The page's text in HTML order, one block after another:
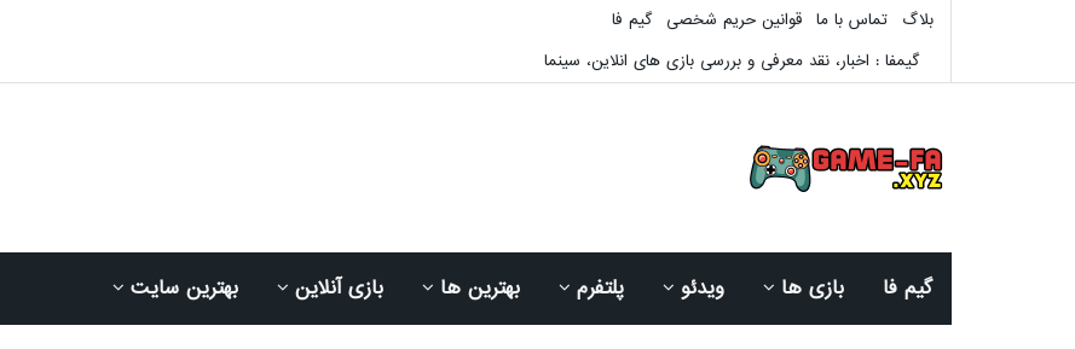
بلاگ تماس با ما قوانین حریم شخصی
گیم فا
گیمفا : اخبار، نقد معرفی و بررسی بازی های انلاین، سینما
گیم فا بازی ها ویدئو پلتفرم بهترین ها بازی آنلاین بهترین سایت